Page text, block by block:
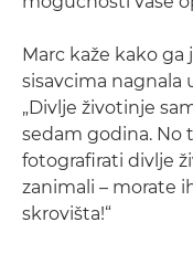
Marc kaže kako ga
sisavcima nagnala
„Divlje životinje
sedam godina. No
fotografirati divlje
zanimali – morate
skrovišta!“